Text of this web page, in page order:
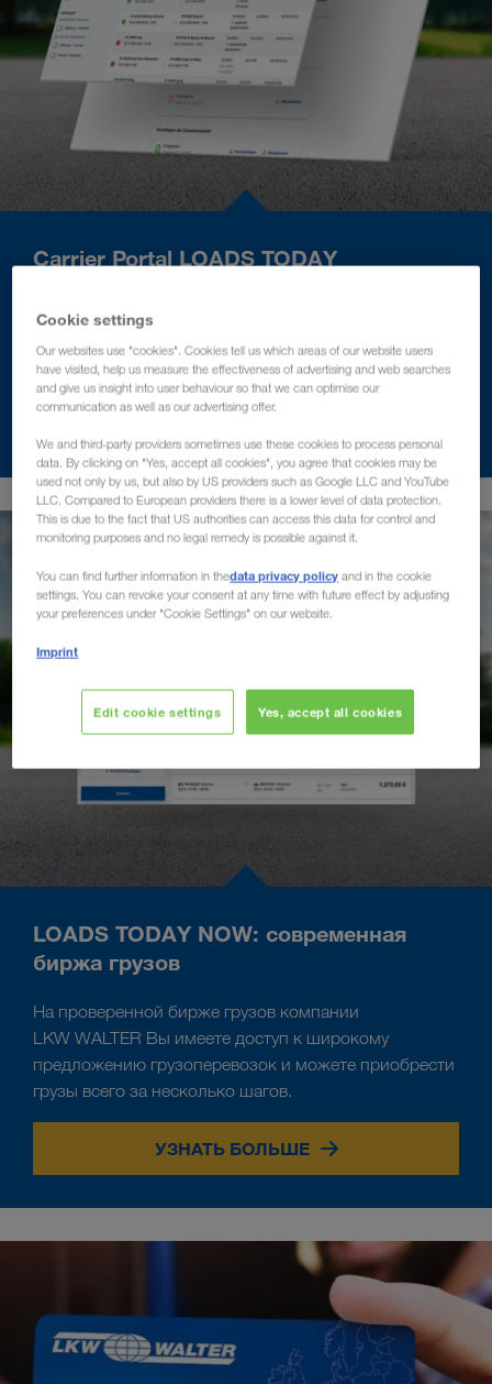
Carrier Portal LOADS TODAY
действий и перевозок, выполняемых перевозчиками
повседневно.
УЗНАТЬ БОЛЬШЕ
LOADS TODAY NOW: современная
биржа грузов
На проверенной бирже грузов компании
LKW WALTER Вы имеете доступ к широкому
предложению грузоперевозок и можете приобрести
грузы всего за несколько шагов.
УЗНАТЬ БОЛЬШЕ
Cookie settings
Our websites use "cookies". Cookies tell us which areas of our website users
have visited, help us measure the effectiveness of advertising and web searches
and give us insight into user behaviour so that we can optimise our
communication as well as our advertising offer.
We and third-party providers sometimes use these cookies to process personal
data. By clicking on "Yes, accept all cookies", you agree that cookies may be
used not only by us, but also by US providers such as Google LLC and YouTube
LLC. Compared to European providers there is a lower level of data protection.
This is due to the fact that US authorities can access this data for control and
monitoring purposes and no legal remedy is possible against it.
You can find further information in thedata privacy policy and in the cookie
settings. You can revoke your consent at any time with future effect by adjusting
your preferences under "Cookie Settings" on our website.
Imprint
Edit cookie settings Yes, accept all cookies